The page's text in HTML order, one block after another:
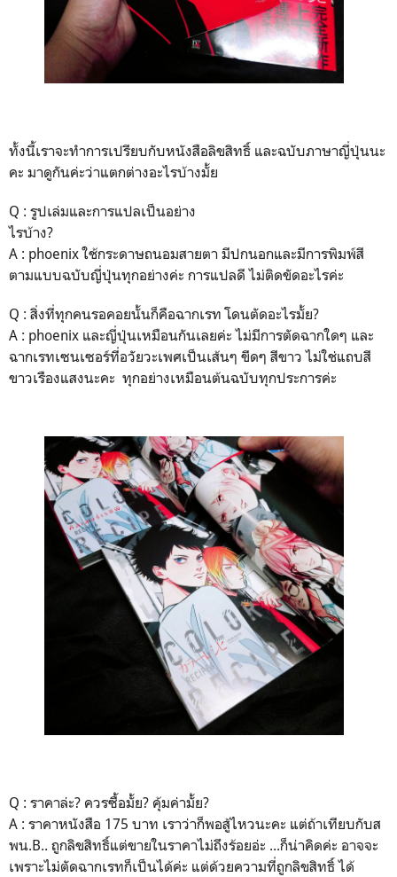
ทั้งนี้เราจะทำการเปรียบกับหนังสือลิขสิทธิ์ และฉบับภาษาญี่ปุ่นนะ
คะ มาดูกันค่ะว่าแตกต่างอะไรบ้างมั้ย
Q : รูปเล่มและการแปลเป็นอย่าง
ไรบ้าง?
A : phoenix ใช้กระดาษถนอมสายตา มีปกนอกและมีการพิมพ์สี
ตามแบบฉบับญี่ปุ่นทุกอย่างค่ะ การแปลดี ไม่ติดขัดอะไรค่ะ
Q : สิ่งที่ทุกคนรอคอยนั้นก็คือฉากเรท โดนตัดอะไรมั้ย?
A : phoenix และญี่ปุ่นเหมือนกันเลยค่ะ ไม่มีการตัดฉากใดๆ และ
ฉากเรทเซนเซอร์ที่อวัยวะเพศเป็นเส้นๆ ขีดๆ สีขาว ไม่ใช่แถบสี
ขาวเรืองแสงนะคะ ทุกอย่างเหมือนต้นฉบับทุกประการค่ะ
Q : ราคาล่ะ? ควรซื้อมั้ย? คุ้มค่ามั้ย?
A : ราคาหนังสือ 175 บาท เราว่าก็พอสู้ไหวนะคะ แต่ถ้าเทียบกับส
พน.B.. ถูกลิขสิทธิ์แต่ขายในราคาไม่ถึงร้อยอ่ะ ...ก็น่าคิดค่ะ อาจจะ
เพราะไม่ตัดฉากเรทก็เป็นได้ค่ะ แต่ด้วยความที่ถูกลิขสิทธิ์ ได้